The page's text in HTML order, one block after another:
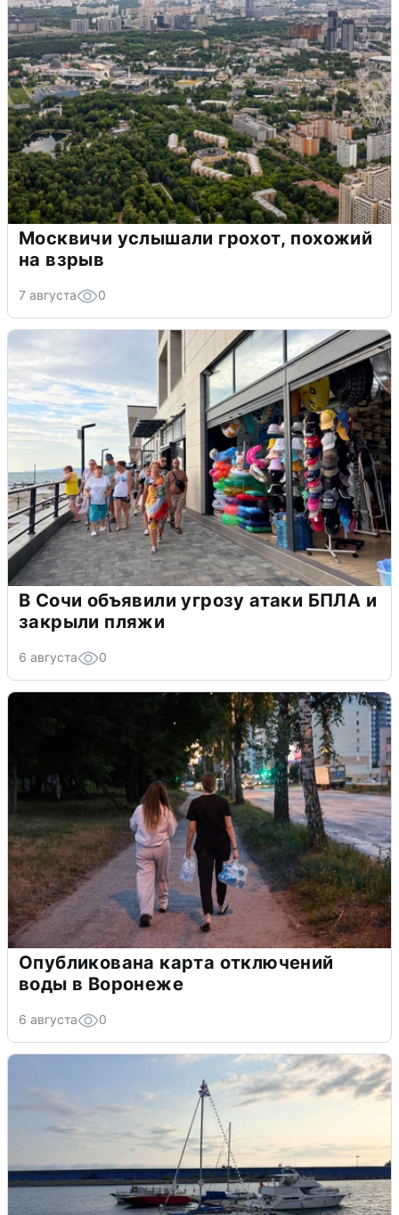
Москвичи услышали грохот, похожий
на взрыв
7 августа 0
В Сочи объявили угрозу атаки БПЛА и
закрыли пляжи
6 августа 0
Опубликована карта отключений
воды в Воронеже
6 августа 0